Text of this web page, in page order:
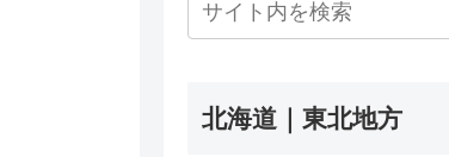
北海道｜東北地方